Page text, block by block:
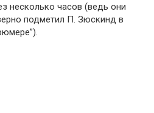
несколько часов (ведь они
подметил П. Зюскинд в